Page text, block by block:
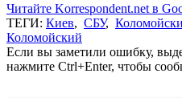
Читайте Korrespondent.net в
ТЕГИ: Киев, СБУ,
Коломойский
Если вы заметили ошибку,
нажмите Ctrl+Enter, чтобы